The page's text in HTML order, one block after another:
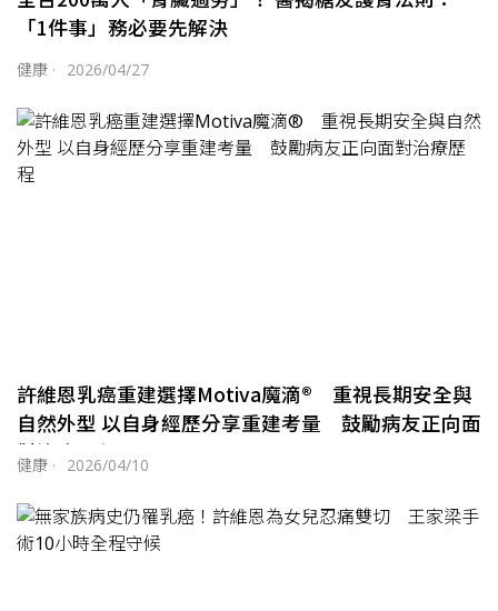
「1件事」務必要先解決
健康 · 2026/04/27
許維恩乳癌重建選擇Motiva魔滴® 重視長期安全與
自然外型 以自身經歷分享重建考量 鼓勵病友正向面
對治療歷程
健康 · 2026/04/10